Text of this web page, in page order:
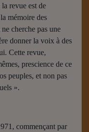
revue est de
mémoire des
cherche pas une
donner la voix à des
Cette revue,
prescience de ce
peuples, et non pas
».
commençant par